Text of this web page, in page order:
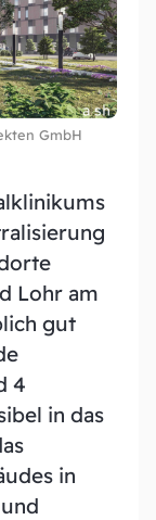
GmbH
Lohr am
gut
4
in das
in